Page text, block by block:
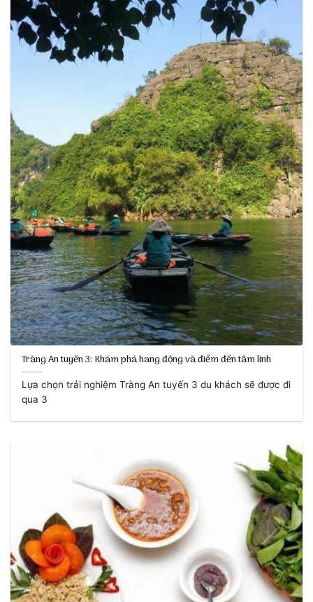
Tràng An tuyến 3: Khám phá hang động và điểm đến tâm linh
Lựa chọn trải nghiệm Tràng An tuyến 3 du khách sẽ được đi
qua 3